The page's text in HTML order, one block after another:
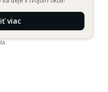
viac